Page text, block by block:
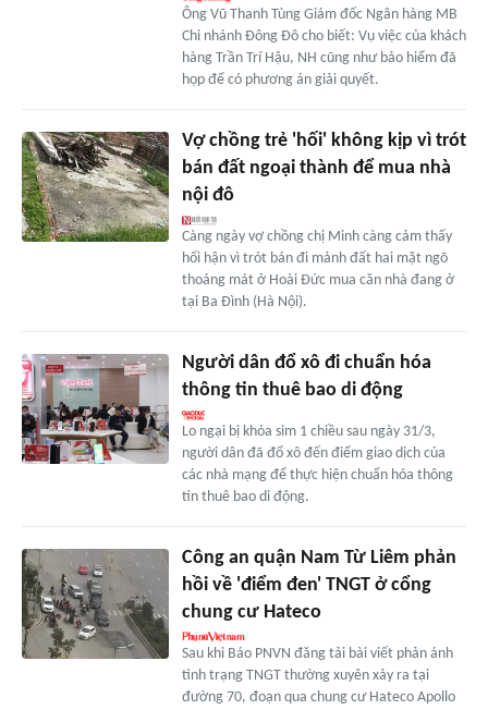
Ông Vũ Thanh Tùng Giám đốc Ngân hàng MB
Chi nhánh Đông Đô cho biết: Vụ việc của khách
hàng Trần Trí Hậu, NH cũng như bảo hiểm đã
họp để có phương án giải quyết.
Vợ chồng trẻ 'hối' không kịp vì trót
bán đất ngoại thành để mua nhà
nội đô
Càng ngày vợ chồng chị Minh càng cảm thấy
hối hận vì trót bán đi mảnh đất hai mặt ngõ
thoáng mát ở Hoài Đức mua căn nhà đang ở
tại Ba Đình (Hà Nội).
Người dân đổ xô đi chuẩn hóa
thông tin thuê bao di động
Lo ngại bị khóa sim 1 chiều sau ngày 31/3,
người dân đã đổ xô đến điểm giao dịch của
các nhà mạng để thực hiện chuẩn hóa thông
tin thuê bao di động.
Công an quận Nam Từ Liêm phản
hồi về 'điểm đen' TNGT ở cổng
chung cư Hateco
Sau khi Báo PNVN đăng tải bài viết phản ánh
tình trạng TNGT thường xuyên xảy ra tại
đường 70, đoạn qua chung cư Hateco Apollo